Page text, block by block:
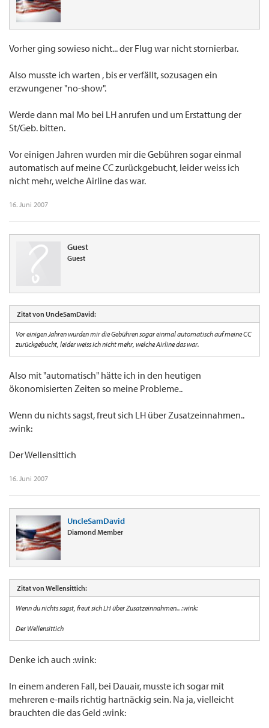
Vorher ging sowieso nicht... der Flug war nicht stornierbar.
Also musste ich warten , bis er verfällt, sozusagen ein
erzwungener "no-show".
Werde dann mal Mo bei LH anrufen und um Erstattung der
St/Geb. bitten.
Vor einigen Jahren wurden mir die Gebühren sogar einmal
automatisch auf meine CC zurückgebucht, leider weiss ich
nicht mehr, welche Airline das war.
16. Juni 2007
Guest
Guest
Zitat von UncleSamDavid:
Vor einigen Jahren wurden mir die Gebühren sogar einmal automatisch auf meine CC
zurückgebucht, leider weiss ich nicht mehr, welche Airline das war.
Also mit "automatisch" hätte ich in den heutigen
ökonomisierten Zeiten so meine Probleme..
Wenn du nichts sagst, freut sich LH über Zusatzeinnahmen..
:wink:
Der Wellensittich
16. Juni 2007
UncleSamDavid
Diamond Member
Zitat von Wellensittich:
Wenn du nichts sagst, freut sich LH über Zusatzeinnahmen.. :wink:
Der Wellensittich
Denke ich auch :wink:
In einem anderen Fall, bei Dauair, musste ich sogar mit
mehreren e-mails richtig hartnäckig sein. Na ja, vielleicht
brauchten die das Geld :wink: